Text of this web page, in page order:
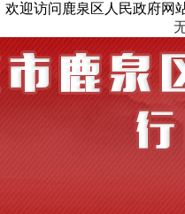
欢迎访问鹿泉区人民政府网